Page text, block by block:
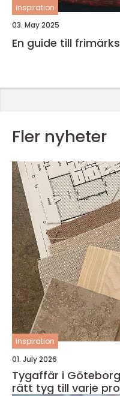
inspiration
03. May 2025
En guide till
Fler nyheter
inspiration
01. July 2026
Tygaffär i
rätt tyg till varje